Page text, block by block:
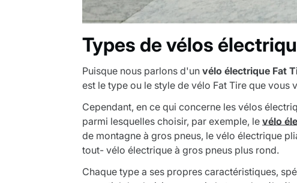
Types de vélos
Puisque nous parlons d'un vélo électrique Fat
est le type ou le style de vélo Fat Tire que vous
Cependant, en ce qui concerne les vélos
parmi lesquelles choisir, par exemple, le vélo
de montagne à gros pneus, le vélo électrique
tout- vélo électrique à gros pneus plus rond.
Chaque type a ses propres caractéristiques,